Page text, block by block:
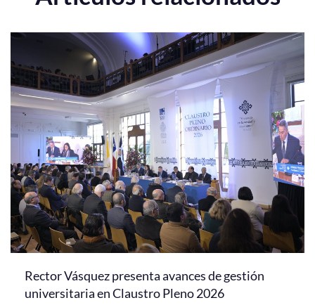
Rector Vásquez presenta avances de gestión
universitaria en Claustro Pleno 2026